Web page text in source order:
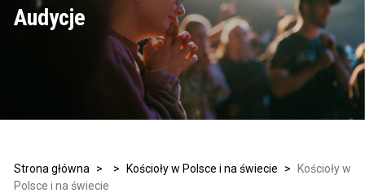
Audycje
Strona główna > > Kościoły w Polsce i na świecie >
Kościoły w
Polsce i na świecie